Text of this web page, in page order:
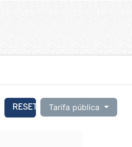
RESET Tarifa pública